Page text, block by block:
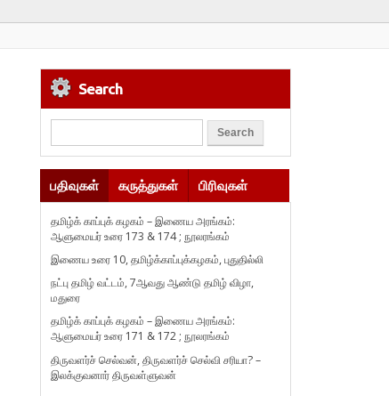
Search
பதிவுகள் கருத்துகள் பிரிவுகள்
தமிழ்க் காப்புக் கழகம் – இணைய அரங்கம்:
ஆளுமையர் உரை 173 & 174 ; நூலரங்கம்
இணைய உரை 10, தமிழ்க்காப்புக்கழகம், புதுதில்லி
நட்பு தமிழ் வட்டம், 7ஆவது ஆண்டு தமிழ் விழா,
மதுரை
தமிழ்க் காப்புக் கழகம் – இணைய அரங்கம்:
ஆளுமையர் உரை 171 & 172 ; நூலரங்கம்
திருவளர்ச் செல்வன், திருவளர்ச் செல்வி சரியா? –
இலக்குவனார் திருவள்ளுவன்